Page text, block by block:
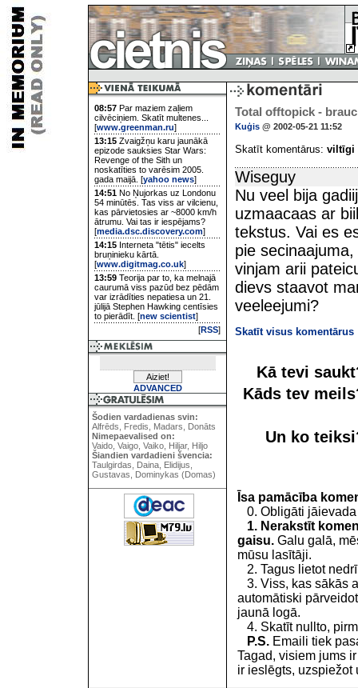
08:57 Par maziem zaļiem
cilvēciņiem. Skatīt multenes...
[www.greenman.ru]
13:15 Zvaigžņu karu jaunākā
epizode sauksies Star Wars:
Revenge of the Sith un
noskatīties to varēsim 2005.
gada maijā. [yahoo news]
14:51 No Ņujorkas uz Londonu
54 minūtēs. Tas viss ar vilcienu,
kas pārvietosies ar ~8000 km/h
ātrumu. Vai tas ir iespējams?
[media.dsc.discovery.com]
14:15 Interneta "tētis" iecelts
bruņinieku kārtā.
[www.digitmag.co.uk]
13:59 Teorija par to, ka melnajā
caurumā viss pazūd bez pēdām
var izrādīties nepatiesa un 21.
jūlijā Stephen Hawking centīsies
to pierādīt. [new scientist]
[RSS]
ADVANCED
Šodien vardadienas svin:
Alfrēds, Fredis, Madars, Donāts
Nimepaevalised on:
Vaido, Vaigo, Vaiko, Hiljar, Hiljo
Šiandien vardadieni švencia:
Taulgirdas, Daina, Elidijus,
Gustavas, Dominykas (Domas)
Total offtopick -
Kuģis @ 2002-05-21 11:52
Skatīt komentārus: viltīgi
Wiseguy
Nu veel bija
uzmaacaas ar
tekstus. Vai es
pie
vinjam arii
dievs staavot
veeleejumi?
Skatīt visus komentārus
Kā tevi
Kāds tev
Un ko
Īsa pamācība
0. Obligāti jāievada
1. Nerakstīt
gaisu. Galu galā,
mūsu lasītāji.
2. Tagus lietot
3. Viss, kas sākās
automātiski
jaunā logā.
4. Skatīt nullto,
P.S. Emaili tiek
Tagad, visiem jums
ir ieslēgts, uzspiežot